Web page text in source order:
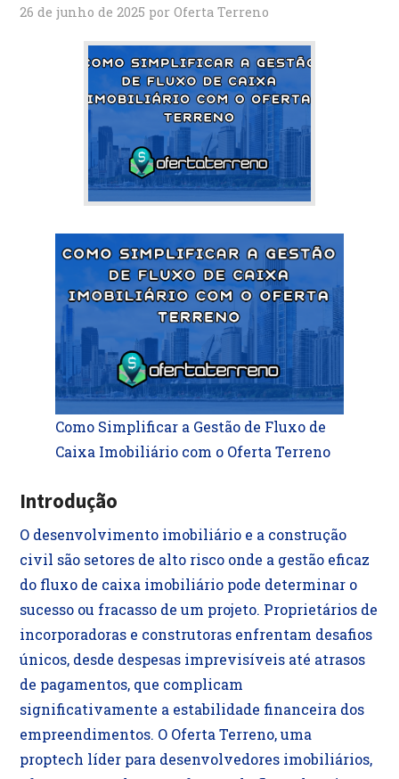
26 de junho de 2025 porOferta Terreno
Como Simplificar a Gestão de Fluxo de
Caixa Imobiliário com o Oferta Terreno
Introdução
O desenvolvimento imobiliário e a construção
civil são setores de alto risco onde a gestão eficaz
do fluxo de caixa imobiliário pode determinar o
sucesso ou fracasso de um projeto. Proprietários de
incorporadoras e construtoras enfrentam desafios
únicos, desde despesas imprevisíveis até atrasos
de pagamentos, que complicam
significativamente a estabilidade financeira dos
empreendimentos. O Oferta Terreno, uma
proptech líder para desenvolvedores imobiliários,